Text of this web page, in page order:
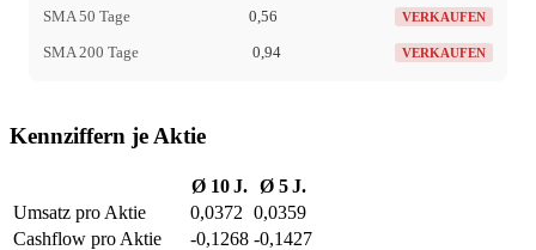
SMA 50 Tage 0,56 VERKAUFEN
SMA 200 Tage 0,94 VERKAUFEN
Kennziffern je Aktie
Ø 10 J. Ø 5 J.
Umsatz pro Aktie
0,0372 0,0359
Cashflow pro Aktie
-0,1268 -0,1427